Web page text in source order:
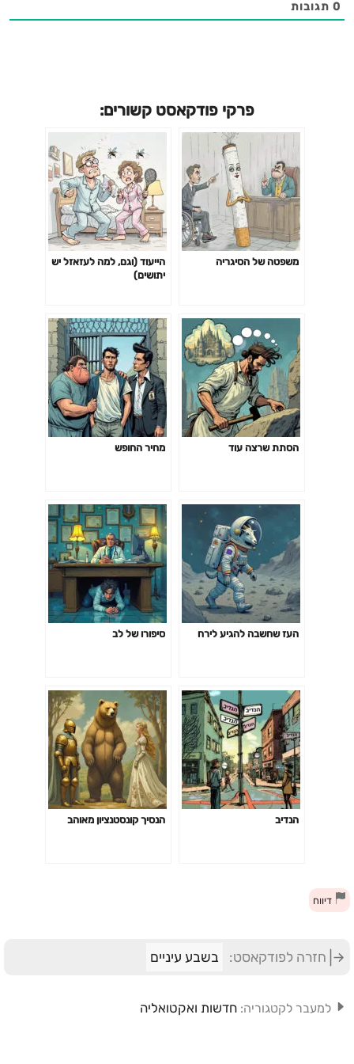
0 תגובות
פרקי פודקאסט קשורים:
משפטה של הסיגריה
הייעוד (וגם, למה לעזאזל יש
יתושים)
הסתת שרצה עוד מחיר החופש
העז שחשבה להגיע לירח סיפורו של לב
הנדיב הנסיך קונסטנציון מאוהב
דיווח
חזרה לפודקאסט: בשבע עיניים
למעבר לקטגוריה: חדשות ואקטואליה